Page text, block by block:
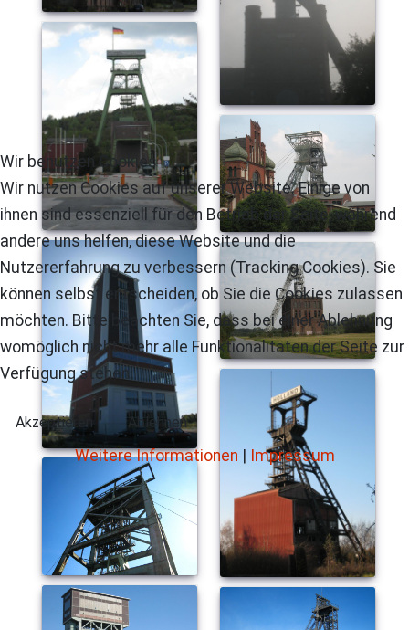
Wir benutzen Cookies
Wir nutzen Cookies auf unserer Website. Einige von
ihnen sind essenziell für den Betrieb der Seite, während
andere uns helfen, diese Website und die
Nutzererfahrung zu verbessern (Tracking Cookies). Sie
können selbst entscheiden, ob Sie die Cookies zulassen
möchten. Bitte beachten Sie, dass bei einer Ablehnung
womöglich nicht mehr alle Funktionalitäten der Seite zur
Verfügung stehen.
Akzeptieren Ablehnen
Weitere Informationen Impressum